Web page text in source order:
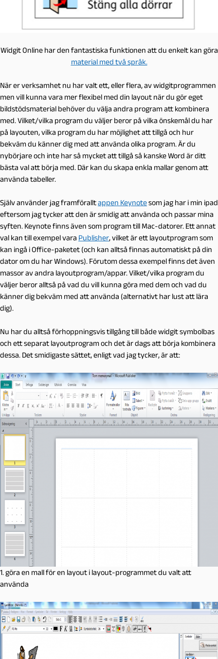
Widgit Online har den fantastiska funktionen att du enkelt kan göra
material med två språk.
När er verksamhet nu har valt ett, eller flera, av widgitprogrammen
men vill kunna vara mer flexibel med din layout när du gör eget
bildstödsmaterial behöver du välja andra program att kombinera
med. Vilket/vilka program du väljer beror på vilka önskemål du har
på layouten, vilka program du har möjlighet att tillgå och hur
bekväm du känner dig med att använda olika program. Är du
nybörjare och inte har så mycket att tillgå så kanske Word är ditt
bästa val att börja med. Där kan du skapa enkla mallar genom att
använda tabeller.
Själv använder jag framföralltappen Keynotesom jag har i min ipad
eftersom jag tycker att den är smidig att använda och passar mina
syften. Keynote finns även som program till Mac-datorer. Ett annat
val kan till exempel vara Publisher, vilket är ett layoutprogram som
kan ingå i Office-paketet (och kan alltså finnas automatiskt på din
dator om du har Windows). Förutom dessa exempel finns det även
massor av andra layoutprogram/appar. Vilket/vilka program du
väljer beror alltså på vad du vill kunna göra med dem och vad du
känner dig bekväm med att använda (alternativt har lust att lära
dig).
Nu har du alltså förhoppningsvis tillgång till både widgit symbolbas
och ett separat layoutprogram och det är dags att börja kombinera
dessa. Det smidigaste sättet, enligt vad jag tycker, är att:
1. göra en mall för en layout i layout-programmet du valt att
använda